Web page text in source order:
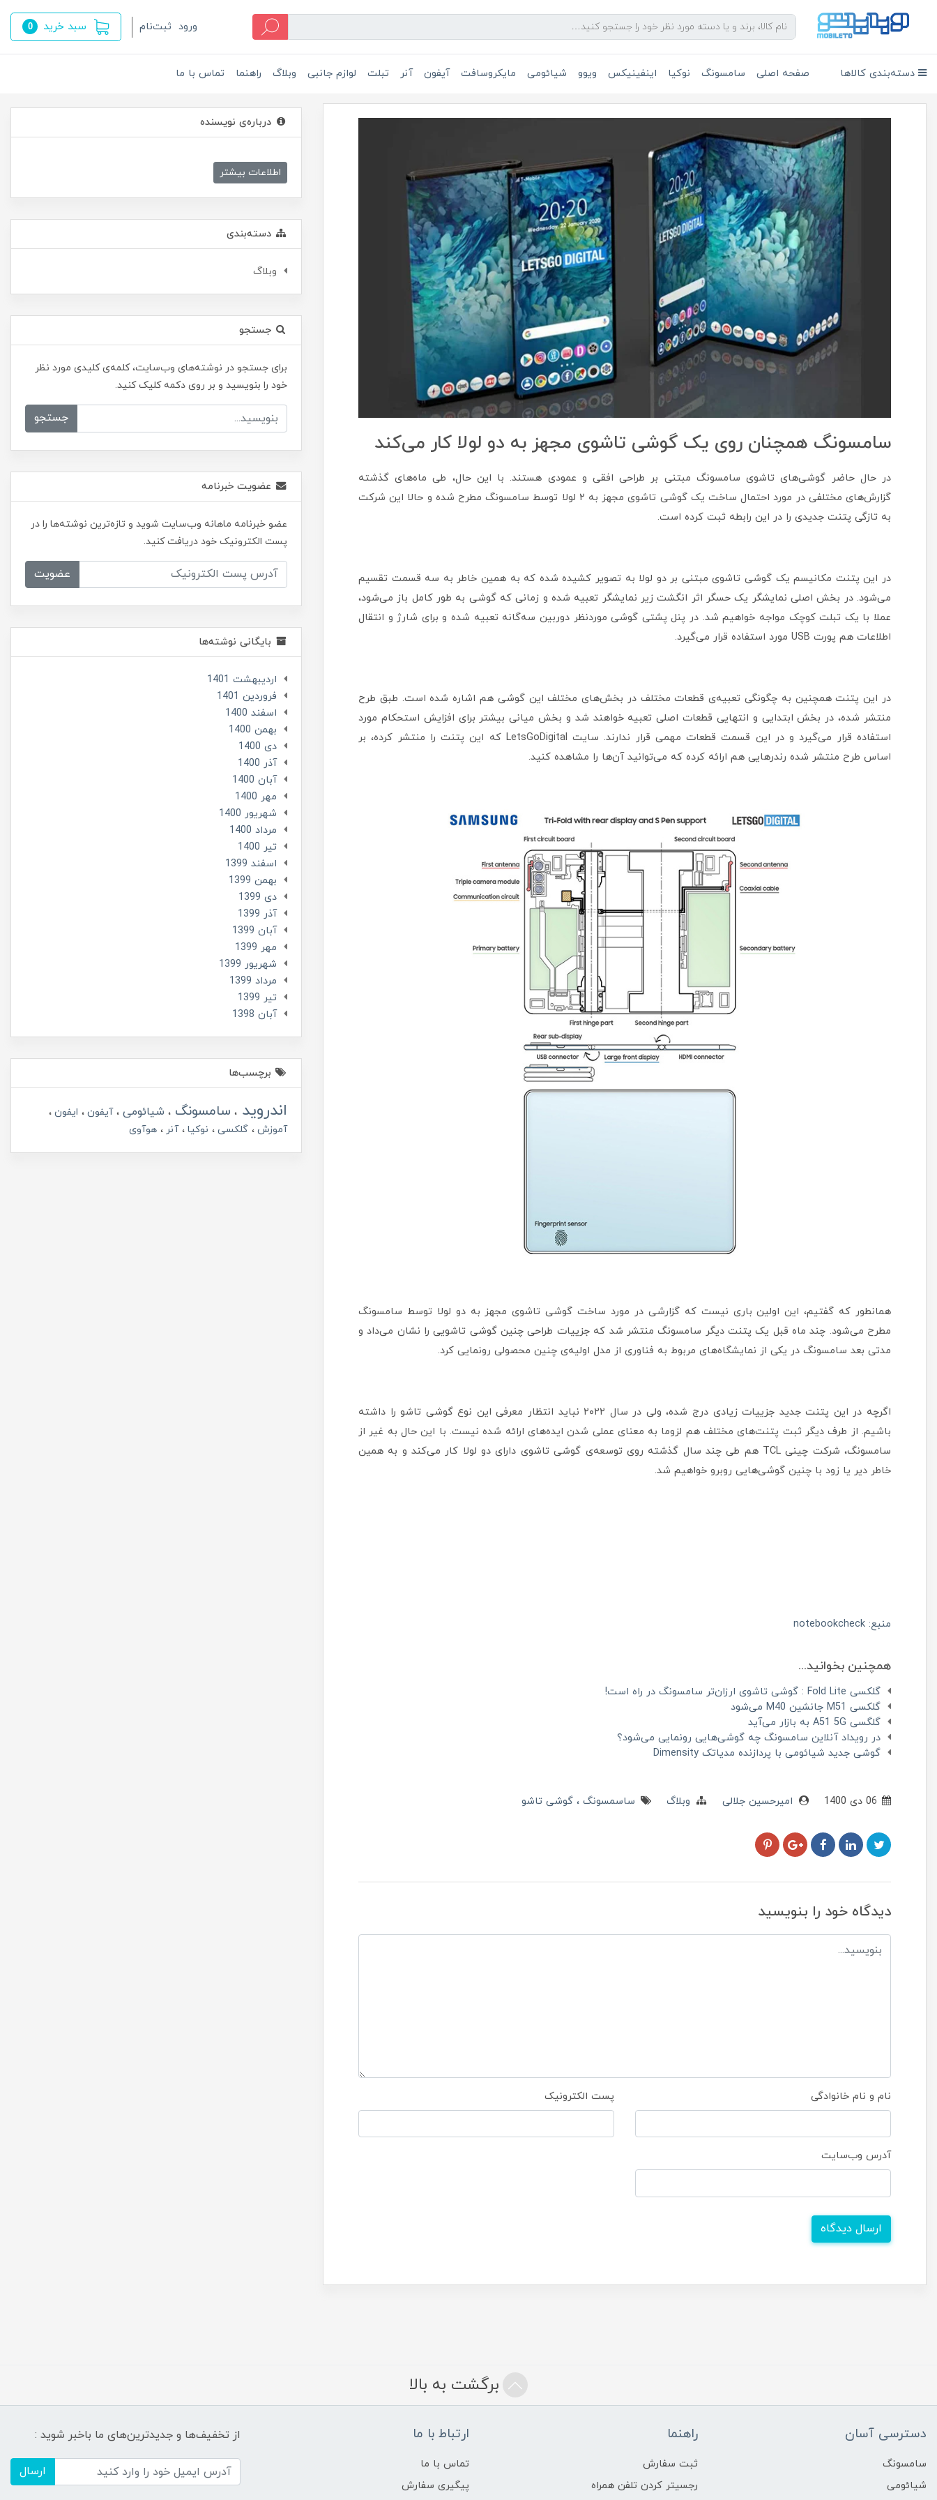
ورود ثبت‌نام سبد خرید 0
دسته‌بندی کالاها صفحه اصلی سامسونگ نوکیا اینفینیکس ویوو شیائومی مایکروسافت آیفون آنر تبلت لوازم جانبی وبلاگ راهنما تماس با ما
سامسونگ همچنان روی یک گوشی تاشوی مجهز به دو لولا کار می‌کند
در حال حاضر گوشی‌های تاشوی سامسونگ مبتنی بر طراحی افقی و عمودی هستند. با این حال، طی ماه‌های گذشته
گزارش‌های مختلفی در مورد احتمال ساخت یک گوشی تاشوی مجهز به ۲ لولا توسط سامسونگ مطرح شده و حالا این شرکت
به تازگی پتنت جدیدی را در این رابطه ثبت کرده است.
در این پتنت مکانیسم یک گوشی تاشوی مبتنی بر دو لولا به تصویر کشیده شده که به همین خاطر به سه قسمت تقسیم
می‌شود. در بخش اصلی نمایشگر یک حسگر اثر انگشت زیر نمایشگر تعبیه شده و زمانی که گوشی به طور کامل باز می‌شود،
عملا با یک تبلت کوچک مواجه خواهیم شد. در پنل پشتی گوشی موردنظر دوربین سه‌گانه تعبیه شده و برای شارژ و انتقال
اطلاعات هم پورت USB مورد استفاده قرار می‌گیرد.
در این پتنت همچنین به چگونگی تعبیه‌ی قطعات مختلف در بخش‌های مختلف این گوشی هم اشاره شده است. طبق طرح
منتشر شده، در بخش ابتدایی و انتهایی قطعات اصلی تعبیه خواهند شد و بخش میانی بیشتر برای افزایش استحکام مورد
استفاده قرار می‌گیرد و در این قسمت قطعات مهمی قرار ندارند. سایت LetsGoDigital که این پتنت را منتشر کرده، بر
اساس طرح منتشر شده رندرهایی هم ارائه کرده که می‌توانید آن‌ها را مشاهده کنید.
همانطور که گفتیم، این اولین باری نیست که گزارشی در مورد ساخت گوشی تاشوی مجهز به دو لولا توسط سامسونگ
مطرح می‌شود. چند ماه قبل یک پتنت دیگر سامسونگ منتشر شد که جزییات طراحی چنین گوشی تاشویی را نشان می‌داد و
مدتی بعد سامسونگ در یکی از نمایشگاه‌های مربوط به فناوری از مدل اولیه‌ی چنین محصولی رونمایی کرد.
اگرچه در این پتنت جدید جزییات زیادی درج شده، ولی در سال ۲۰۲۲ نباید انتظار معرفی این نوع گوشی تاشو را داشته
باشیم. از طرف دیگر ثبت پتنت‌های مختلف هم لزوما به معنای عملی شدن ایده‌های ارائه شده نیست. با این حال به غیر از
سامسونگ، شرکت چینی TCL هم طی چند سال گذشته روی توسعه‌ی گوشی تاشوی دارای دو لولا کار می‌کند و به همین
خاطر دیر یا زود با چنین گوشی‌هایی روبرو خواهیم شد.
منبع: notebookcheck
همچنین بخوانید...
گلکسی Fold Lite : گوشی تاشوی ارزان‌تر سامسونگ در راه است!
گلکسی M51 جانشین M40 می‌شود
گلگسی A51 5G به بازار می‌آید
در رویداد آنلاین سامسونگ چه گوشی‌هایی رونمایی می‌شود؟
گوشی جدید شیائومی با پردازنده مدیاتک Dimensity
امیرحسین جلالی وبلاگ ساسمسونگ گوشی تاشو
دیدگاه خود را بنویسید
نام و نام خانوادگی پست الکترونیک
آدرس وب‌سایت
ارسال دیدگاه
درباره‌ی نویسنده
اطلاعات بیشتر
دسته‌بندی
وبلاگ
جستجو
برای جستجو در نوشته‌های وب‌سایت، کلمه‌ی کلیدی مورد نظر
خود را بنویسید و بر روی دکمه کلیک کنید.
جستجو
عضویت خبرنامه
عضو خبرنامه ماهانه وب‌سایت شوید و تازه‌ترین نوشته‌ها را در
پست الکترونیک خود دریافت کنید.
عضویت
بایگانی نوشته‌ها
ارديبهشت 1401
فروردین 1401
اسفند 1400
بهمن 1400
دی 1400
آذر 1400
آبان 1400
مهر 1400
شهریور 1400
مرداد 1400
تير 1400
اسفند 1399
بهمن 1399
دی 1399
آذر 1399
آبان 1399
مهر 1399
شهریور 1399
مرداد 1399
تير 1399
آبان 1398
برچسب‌ها
اندروید سامسونگ شیائومی آیفون
ایفون
آموزش
گلکسی نوکیا آنر هوآوی
برگشت به بالا
دسترسی آسان
سامسونگ
شیائومی
راهنما
ثبت سفارش
رجسیتر کردن تلفن همراه
ارتباط با ما
تماس با ما
پیگیری سفارش
از تخفیف‌ها و جدیدترین‌های ما باخبر شوید :
ارسال